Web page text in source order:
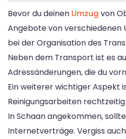
Bevor du deinen Umzug von
Angebote von verschiedenen
bei der Organisation des
Neben dem Transport ist es
Adressänderungen, die du
Ein weiterer wichtiger Aspekt
Reinigungsarbeiten
In Schaan angekommen,
Internetverträge. Vergiss